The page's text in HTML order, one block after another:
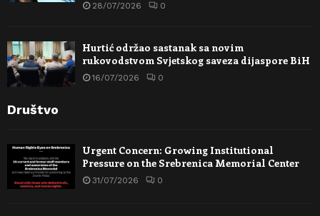
28/07/2026 0
Hurtić održao sastanak sa novim
rukovodstvom Svjetskog saveza dijaspore BiH
16/07/2026 0
Društvo
Urgent Concern: Growing Institutional
Pressure on the Srebrenica Memorial Center
31/07/2026 0